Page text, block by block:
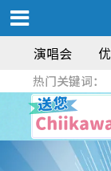
演唱会
热门关键词：